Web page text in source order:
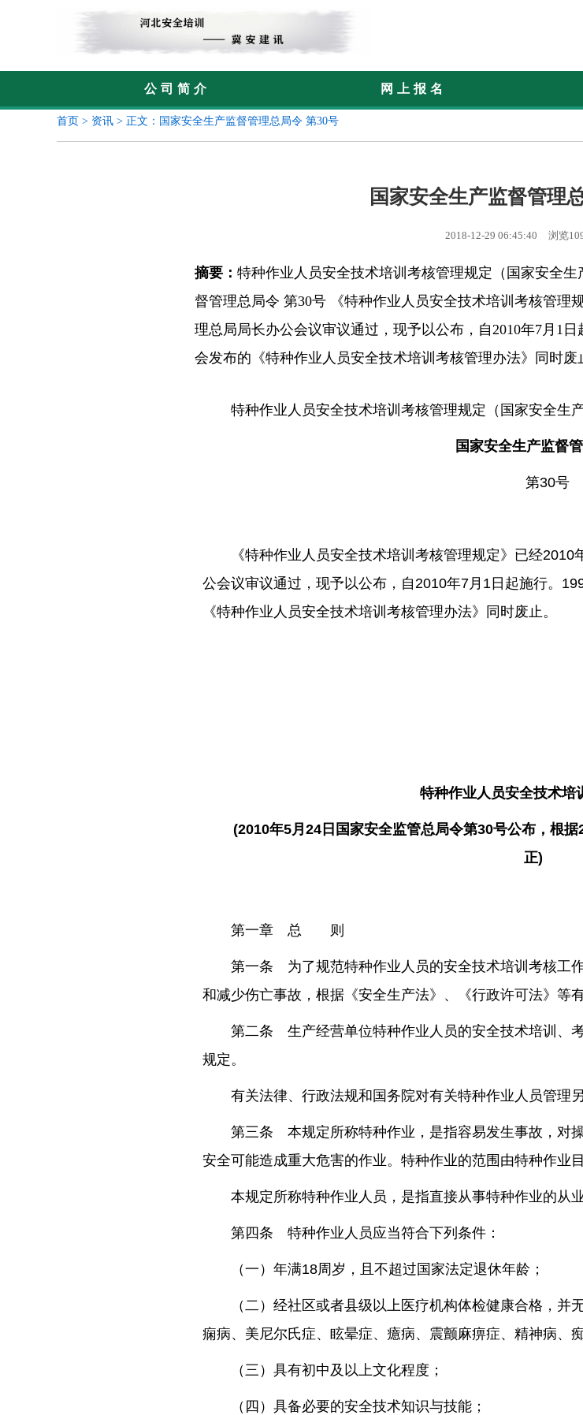
公司简介 网上报名
首页 > 资讯 > 正文：国家安全生产监督管理总局令 第30号
国家安全生产监督管理
2018-12-29 06:45:40 浏览
摘要： 特种作业人员安全技术培训考核管理规定（国家安全
督管理总局令 第30号 《特种作业人员安全技术培训考核管理
理总局局长办公会议审议通过，现予以公布，自2010年7月1
会发布的《特种作业人员安全技术培训考核管理办法》同时
特种作业人员安全技术培训考核管理规定（国家安全生
国家安全生产监督
第30号
《特种作业人员安全技术培训考核管理规定》已经
公会议审议通过，现予以公布，自2010年7月1日起施行。
《特种作业人员安全技术培训考核管理办法》同时废止。
特种作业人员安全技术培
(2010年5月24日国家安全监管总局令第30号公布，根
正)
第一章 总 则
第一条 为了规范特种作业人员的安全技术培训考核工
和减少伤亡事故，根据《安全生产法》、《行政许可法》等
第二条 生产经营单位特种作业人员的安全技术培训、
规定。
有关法律、行政法规和国务院对有关特种作业人员管理
第三条 本规定所称特种作业，是指容易发生事故，对
安全可能造成重大危害的作业。特种作业的范围由特种作业目
本规定所称特种作业人员，是指直接从事特种作业的从业
第四条 特种作业人员应当符合下列条件：
（一）年满18周岁，且不超过国家法定退休年龄；
（二）经社区或者县级以上医疗机构体检健康合格，
痫病、美尼尔氏症、眩晕症、癔病、震颤麻痹症、精神病、
（三）具有初中及以上文化程度；
（四）具备必要的安全技术知识与技能；